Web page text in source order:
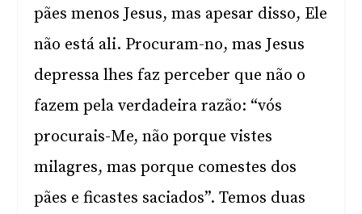
pães menos Jesus, mas apesar disso, Ele
não está ali. Procuram-no, mas Jesus
depressa lhes faz perceber que não o
fazem pela verdadeira razão: “vós
procurais-Me, não porque vistes
milagres, mas porque comestes dos
pães e ficastes saciados”. Temos duas